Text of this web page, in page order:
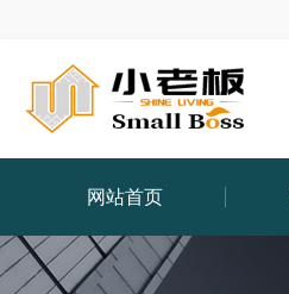
网站首页